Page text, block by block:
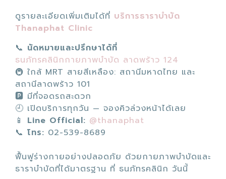
ดูรายละเอียดเพิ่มเติมได้ที่ บริการธาราบำบัด
Thanaphat Clinic
📞 นัดหมายและปรึกษาได้ที่
ธนภัทรคลินิกกายภาพบำบัด ลาดพร้าว 124
🚇 ใกล้ MRT สายสีเหลือง: สถานีมหาดไทย และ
สถานีลาดพร้าว 101
🅿️ มีที่จอดรถสะดวก
🕘 เปิดบริการทุกวัน — จองคิวล่วงหน้าได้เลย
📱 Line Official: @thanaphat
📞 โทร: 02-539-8689
ฟื้นฟูร่างกายอย่างปลอดภัย ด้วยกายภาพบำบัดและ
ธาราบำบัดที่ได้มาตรฐาน ที่ ธนภัทรคลินิก วันนี้